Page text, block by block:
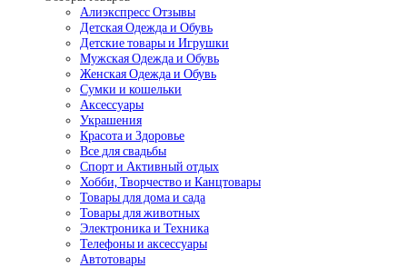
Алиэкспресс Отзывы
Детская Одежда и Обувь
Детские товары и Игрушки
Мужская Одежда и Обувь
Женская Одежда и Обувь
Сумки и кошельки
Аксессуары
Украшения
Красота и Здоровье
Все для свадьбы
Спорт и Активный отдых
Хобби, Творчество и Канцтовары
Товары для дома и сада
Товары для животных
Электроника и Техника
Телефоны и аксессуары
Автотовары